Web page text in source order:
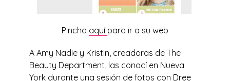
Pincha aquí para ir a su web
A Amy Nadie y Kristin, creadoras de The
Beauty Department, las conocí en Nueva
York durante una sesión de fotos con Dree